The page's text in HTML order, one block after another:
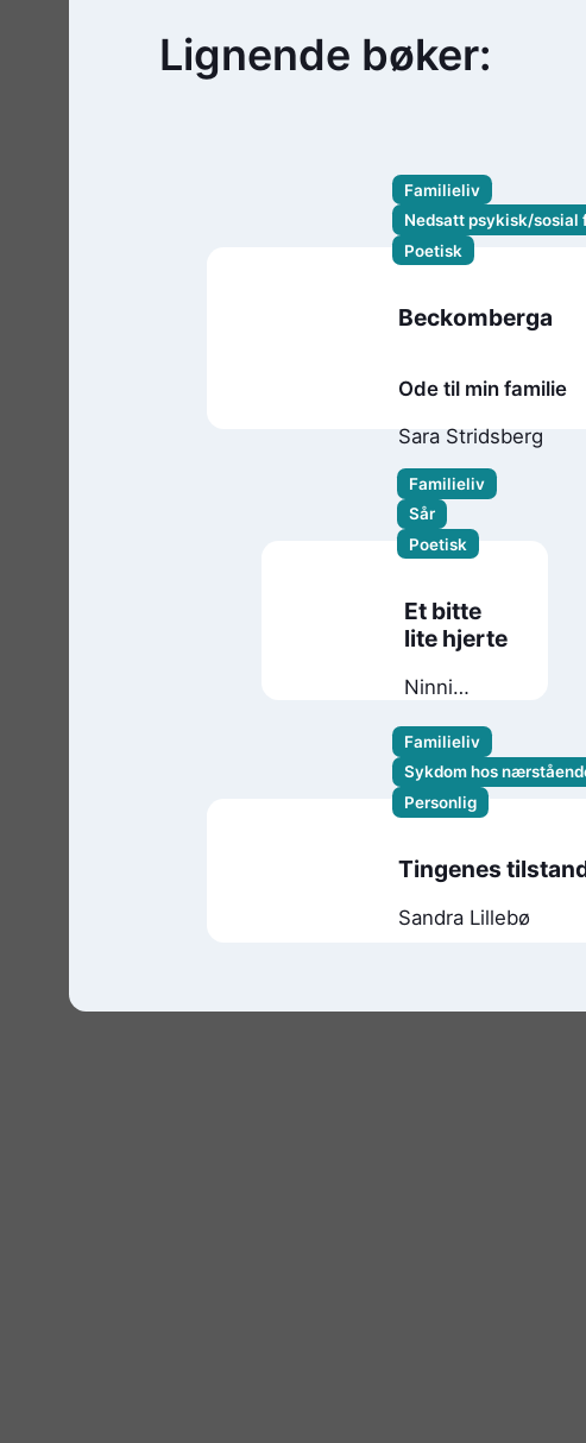
Lignende bøker:
Familieliv
Nedsatt psykisk/sosial
Poetisk
Beckomberga
Ode til min familie
Sara Stridsberg
Familieliv
Sår
Poetisk
Et bitte
lite hjerte
Ninni
Familieliv
Sykdom hos
Personlig
Tingenes
Sandra Lillebø